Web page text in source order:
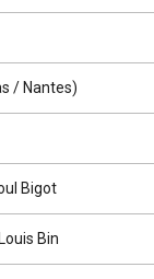
/ Nantes)
Bigot
Bin